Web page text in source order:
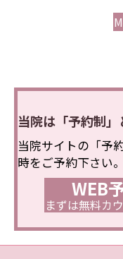
当院は「予約制」
当院サイトの「予
時をご予約下さい。
WEB
まずは無料カ